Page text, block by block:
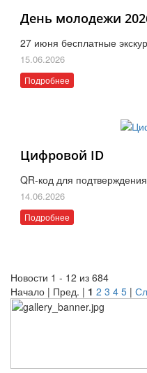
День молодежи
27 июня бесплатные
15.06.2026
Подробнее
Цифровой ID
QR-код для
14.06.2026
Подробнее
Новости 1 - 12 из 684
Начало | Пред. | 1 2 3 4 5 |